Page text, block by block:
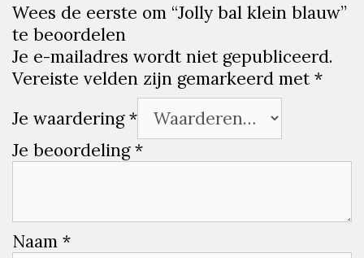
Wees de eerste om “Jolly bal klein blauw”
te beoordelen
Je e-mailadres wordt niet gepubliceerd.
Vereiste velden zijn gemarkeerd met *
Je waardering*
Je beoordeling*
Naam *